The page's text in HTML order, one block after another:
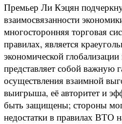
Премьер Ли Кэцян
взаимосвязанности
многосторонняя торговая
правилах, является
экономической
представляет собой важную
осуществления взаимной
выигрыша, её авторитет и
быть защищены; стороны
недостатки в правилах ВТО